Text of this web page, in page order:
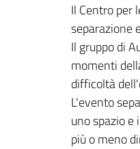
Il Centro per
separazione
Il gruppo di
momenti
difficoltà
L'evento
uno spazio
più o meno